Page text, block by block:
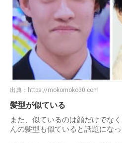
出典： https://mokomoko30.com
髪型が似ている
また、似ているのは顔だけでな
んの髪型も似ていると話題になっ